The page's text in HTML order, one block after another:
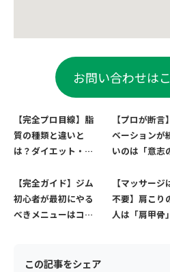
お問い合わせは
【完全プロ目線】脂
質の種類と違いと
は？ダイエット・健
「油の正しい選び
方」
【プロが断言
ベーションが
いのは「意志
的に継続でき
の仕組み
【完全ガイド】ジム
初心者が最初にやる
べきメニューはコ
【マッサージ
不要】肩こり
人は「肩甲骨
この記事をシェア